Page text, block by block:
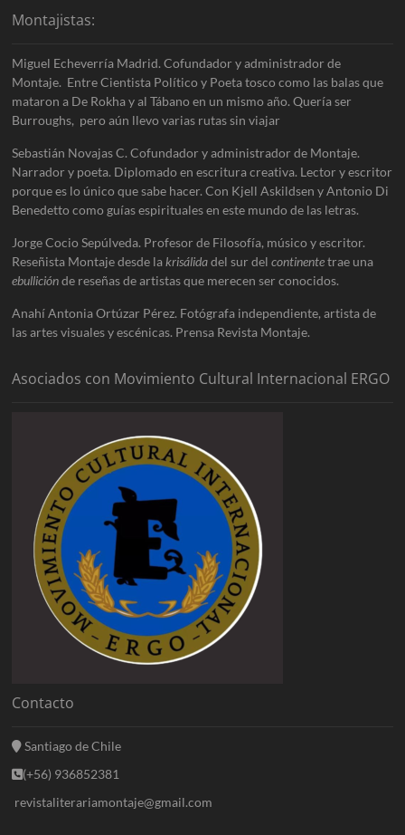
Montajistas:
Miguel Echeverría Madrid. Cofundador y administrador de
Montaje. Entre Cientista Político y Poeta tosco como las balas que
mataron a De Rokha y al Tábano en un mismo año. Quería ser
Burroughs, pero aún llevo varias rutas sin viajar
Sebastián Novajas C. Cofundador y administrador de Montaje.
Narrador y poeta. Diplomado en escritura creativa. Lector y escritor
porque es lo único que sabe hacer. Con Kjell Askildsen y Antonio Di
Benedetto como guías espirituales en este mundo de las letras.
Jorge Cocio Sepúlveda. Profesor de Filosofía, músico y escritor.
Reseñista Montaje desde lakrisálidadel sur delcontinentetrae una
ebulliciónde reseñas de artistas que merecen ser conocidos.
Anahí Antonia Ortúzar Pérez. Fotógrafa independiente, artista de
las artes visuales y escénicas. Prensa Revista Montaje.
Asociados con Movimiento Cultural Internacional ERGO
Contacto
Santiago de Chile
(+56) 936852381
revistaliterariamontaje@gmail.com